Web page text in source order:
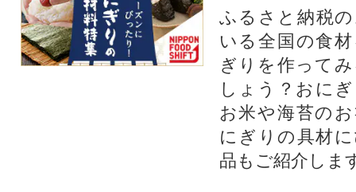
ふるさと納税
いる全国の食
ぎりを作って
しょう？おに
お米や海苔の
にぎりの具材
品もご紹介しま